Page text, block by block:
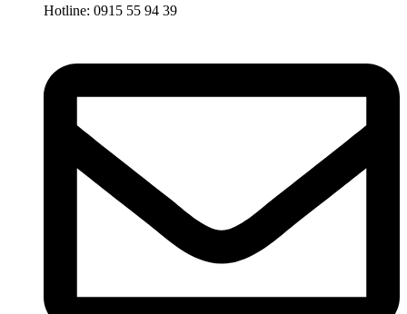
Hotline: 0915 55 94 39